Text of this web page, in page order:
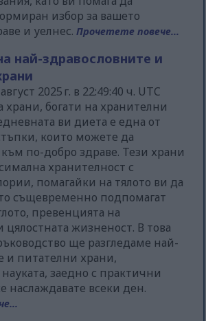
избор за вашето
и уелнес.Прочетете повече...
най-здравословните и
2025 г. в 22:49:40 ч. UTC
храни, богати на хранителни
ви диета е една от
които можете да
по-добро здраве. Тези храни
хранителност с
помагайки на тялото ви да
същевременно подпомагат
превенцията на
цялостната жизненост. В това
ще разгледаме най-
и питателни храни,
заедно с практични
наслаждавате всеки ден.